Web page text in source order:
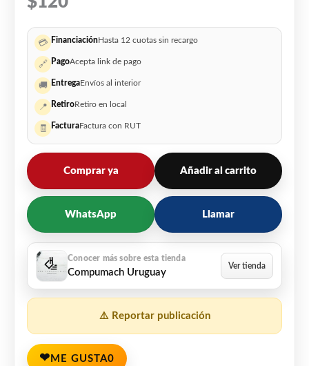
💳 FinanciaciónHasta 12 cuotas sin recargo
🔗 PagoAcepta link de pago
🚚 EntregaEnvíos al interior
📍 RetiroRetiro en local
🧾 FacturaFactura con RUT
Comprar ya Añadir al carrito
WhatsApp Llamar
Compumach Uruguay
⚠️ Reportar publicación
❤ ME GUSTA0